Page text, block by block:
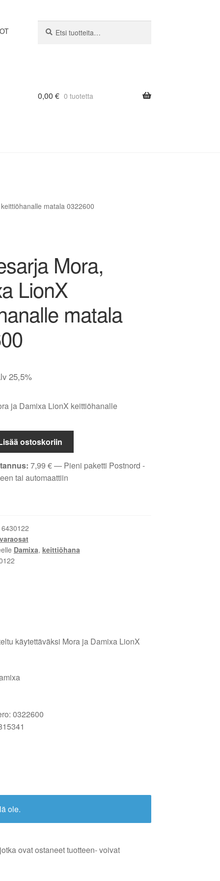
0,00 € 0 tuotetta
matala 0322600
Mora,
LionX
matala
25,5%
ja Damixa LionX keittiöhanalle
ostoskoriin
7,99 €— Pieni paketti Postnord -
tai automaattiin
6430122
Damixa, keittiöhana
käytettäväksi Mora ja Damixa LionX
0322600
ole.
ovat ostaneet tuotteen- voivat